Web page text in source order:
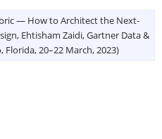
— How to Architect the Next-
Ehtisham Zaidi, Gartner Data &
20–22 March, 2023)